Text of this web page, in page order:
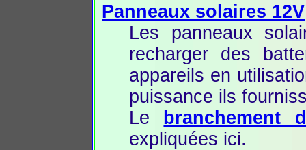
Panneaux solaires 12V
Les panneaux
recharger des
appareils en
puissance ils
Le
branchement
expliquées ici.